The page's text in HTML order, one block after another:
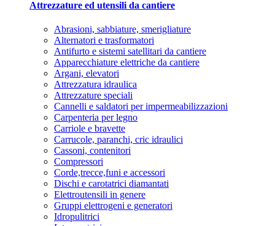
Attrezzature ed utensili da cantiere
Abrasioni, sabbiature, smerigliature
Alternatori e trasformatori
Antifurto e sistemi satellitari da cantiere
Apparecchiature elettriche da cantiere
Argani, elevatori
Attrezzatura idraulica
Attrezzature speciali
Cannelli e saldatori per impermeabilizzazioni
Carpenteria per legno
Carriole e bravette
Carrucole, paranchi, cric idraulici
Cassoni, contenitori
Compressori
Corde,trecce,funi e accessori
Dischi e carotatrici diamantati
Elettroutensili in genere
Gruppi elettrogeni e generatori
Idropulitrici